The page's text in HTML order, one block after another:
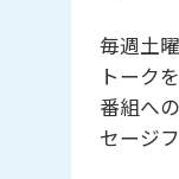
毎週土
トーク
番組へ
セージ